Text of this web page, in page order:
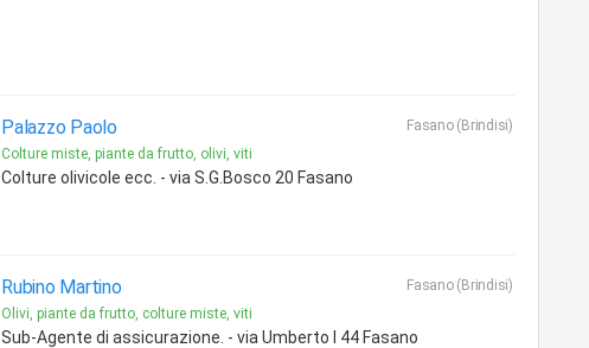
Palazzo Paolo
Fasano (Brindisi)
Colture miste, piante da frutto, olivi, viti
Colture olivicole ecc. - via S.G.Bosco 20 Fasano
Rubino Martino
Fasano (Brindisi)
Olivi, piante da frutto, colture miste, viti
Sub-Agente di assicurazione. - via Umberto I 44 Fasano